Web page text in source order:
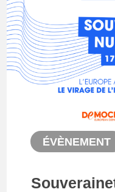
ÉVÈNEMENT